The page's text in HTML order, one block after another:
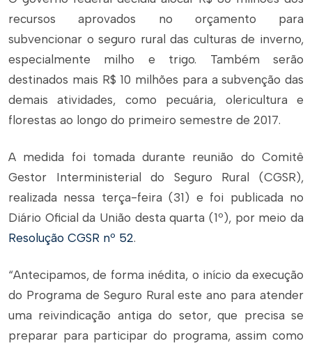
recursos aprovados no orçamento para
subvencionar o seguro rural das culturas de inverno,
especialmente milho e trigo. Também serão
destinados mais R$ 10 milhões para a subvenção das
demais atividades, como pecuária, olericultura e
florestas ao longo do primeiro semestre de 2017.
A medida foi tomada durante reunião do Comitê
Gestor Interministerial do Seguro Rural (CGSR),
realizada nessa terça-feira (31) e foi publicada no
Diário Oficial da União desta quarta (1º), por meio da
Resolução CGSR nº 52.
“Antecipamos, de forma inédita, o início da execução
do Programa de Seguro Rural este ano para atender
uma reivindicação antiga do setor, que precisa se
preparar para participar do programa, assim como